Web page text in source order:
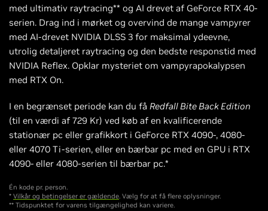
med ultimativ raytracing** og AI drevet af GeForce RTX 40-
serien. Drag ind i mørket og overvind de mange vampyrer
med AI-drevet NVIDIA DLSS 3 for maksimal ydeevne,
utrolig detaljeret raytracing og den bedste responstid med
NVIDIA Reflex. Opklar mysteriet om vampyrapokalypsen
med RTX On.
I en begrænset periode kan du få Redfall Bite Back Edition
(til en værdi af 729 Kr) ved køb af en kvalificerende
stationær pc eller grafikkort i GeForce RTX 4090-, 4080-
eller 4070 Ti-serien, eller en bærbar pc med en GPU i RTX
4090- eller 4080-serien til bærbar pc.*
Én kode pr. person.
* Vilkår og betingelser er gældende. Vælg for at få flere oplysninger.
** Tidspunktet for varens tilgængelighed kan variere.